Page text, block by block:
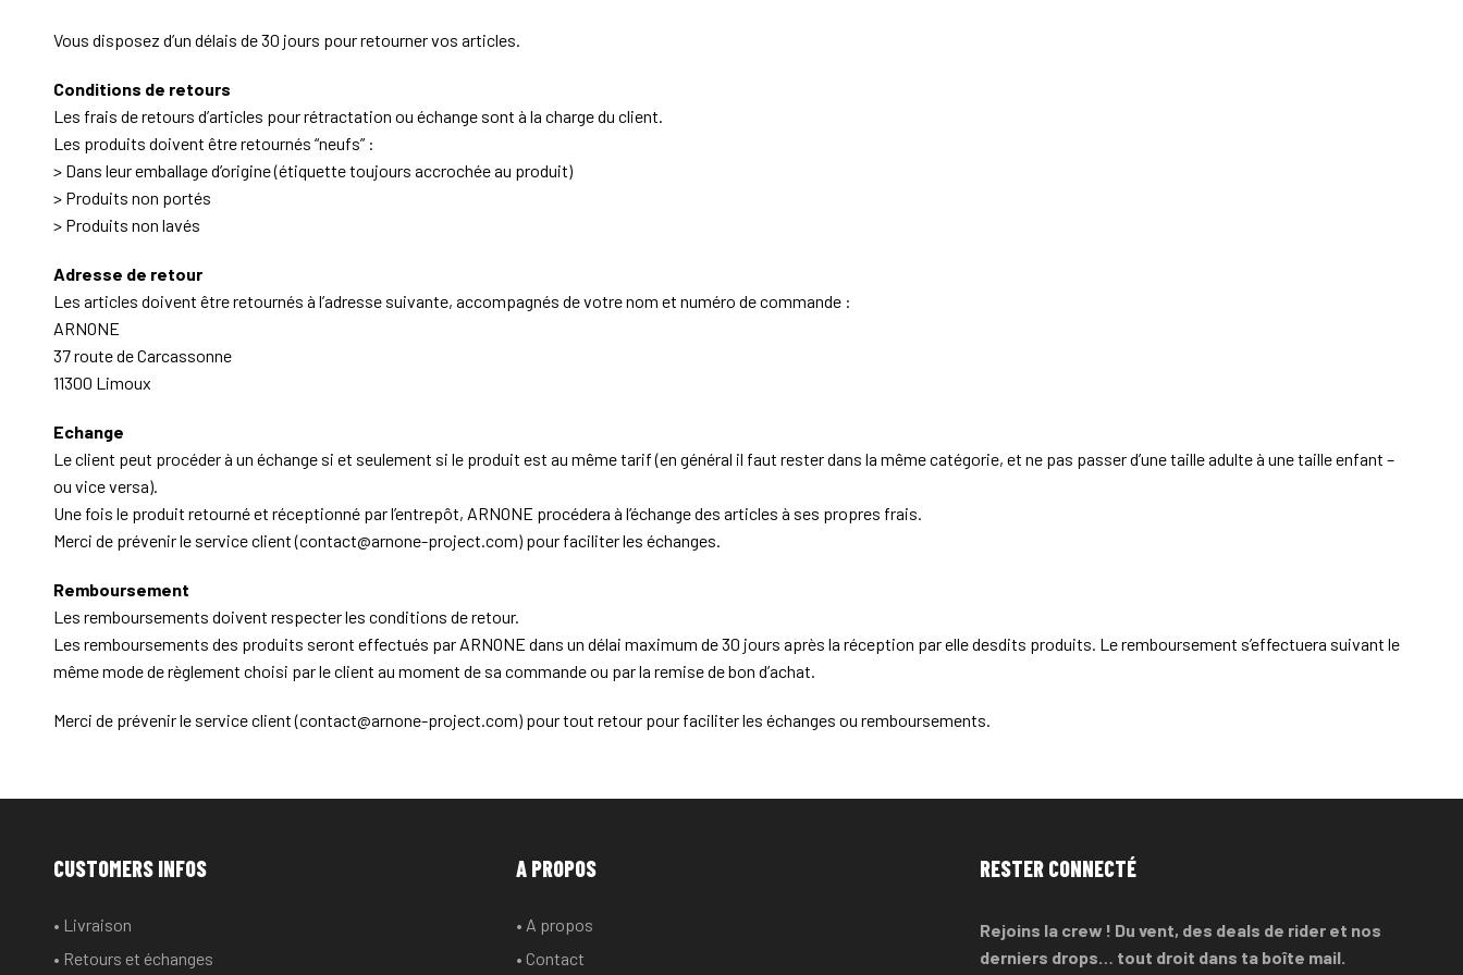
Vous disposez d’un délais de 30 jours pour retourner vos articles.
Conditions de retours
Les frais de retours d’articles pour rétractation ou échange sont à la charge du client.
Les produits doivent être retournés “neufs” :
> Dans leur emballage d’origine (étiquette toujours accrochée au produit)
> Produits non portés
> Produits non lavés
Adresse de retour
Les articles doivent être retournés à l’adresse suivante, accompagnés de votre nom et numéro de commande :
ARNONE
37 route de Carcassonne
11300 Limoux
Echange
Le client peut procéder à un échange si et seulement si le produit est au même tarif (en général il faut rester dans la même catégorie, et ne pas passer d’une taille adulte à une taille enfant –
ou vice versa).
Une fois le produit retourné et réceptionné par l’entrepôt, ARNONE procédera à l’échange des articles à ses propres frais.
Merci de prévenir le service client (contact@arnone-project.com) pour faciliter les échanges.
Remboursement
Les remboursements doivent respecter les conditions de retour.
Les remboursements des produits seront effectués par ARNONE dans un délai maximum de 30 jours après la réception par elle desdits produits. Le remboursement s’effectuera suivant le
même mode de règlement choisi par le client au moment de sa commande ou par la remise de bon d’achat.
Merci de prévenir le service client (contact@arnone-project.com) pour tout retour pour faciliter les échanges ou remboursements.
CUSTOMERS INFOS
• Livraison
• Retours et échanges
A PROPOS
• A propos
• Contact
RESTER CONNECTÉ
Rejoins la crew ! Du vent, des deals de rider et nos
derniers drops… tout droit dans ta boîte mail.